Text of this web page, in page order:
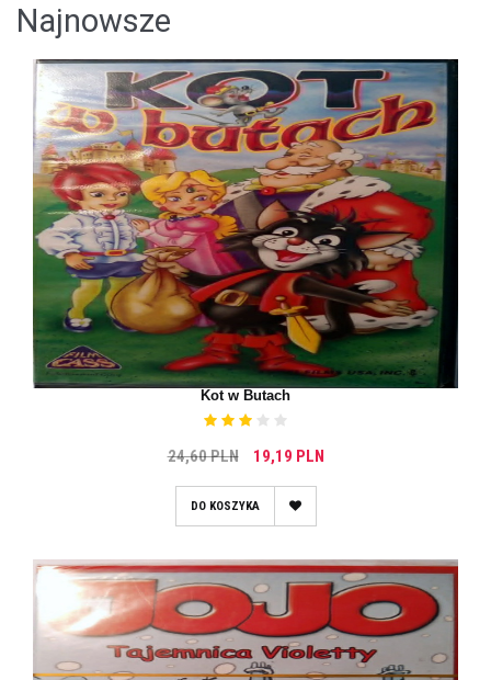
Najnowsze
Kot w Butach
24,60 PLN 19,19 PLN
DO KOSZYKA